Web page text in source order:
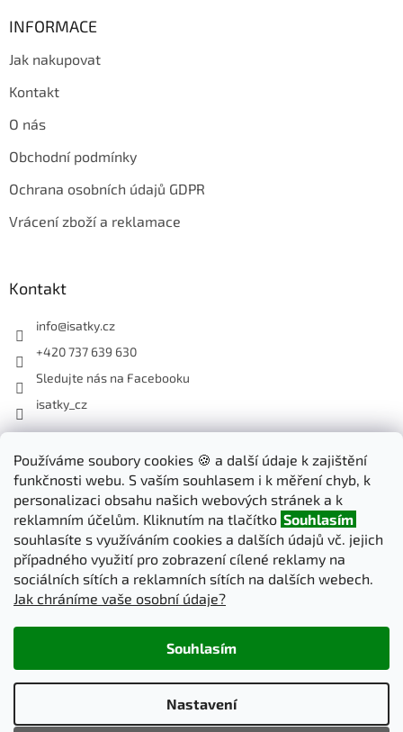
Používáme soubory cookies 🍪 a další údaje k zajištění
funkčnosti webu. S vaším souhlasem i k měření chyb, k
personalizaci obsahu našich webových stránek a k
reklamním účelům. Kliknutím na tlačítko Souhlasím
souhlasíte s využíváním cookies a dalších údajů vč. jejich
případného využití pro zobrazení cílené reklamy na
sociálních sítích a reklamních sítích na dalších webech.
Jak chráníme vaše osobní údaje?
Nastavení
Souhlasím
INFORMACE
Jak nakupovat
Kontakt
O nás
Obchodní podmínky
Ochrana osobních údajů GDPR
Vrácení zboží a reklamace
Kontakt
info@isatky.cz
+420 737 639 630
Sledujte nás na Facebooku
isatky_cz
Odebírat newsletter
Vložte svůj e-mail a my vám budeme zasílat informace o nových
produktech na našem e-shopu.
E-mail
PŘIHLÁSIT SE